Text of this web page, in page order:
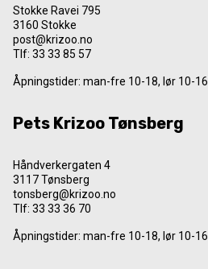
Stokke Ravei 795
3160 Stokke
post@krizoo.no
Tlf: 33 33 85 57
Åpningstider: man-fre 10-18, lør 10-16
Pets Krizoo Tønsberg
Håndverkergaten 4
3117 Tønsberg
tonsberg@krizoo.no
Tlf: 33 33 36 70
Åpningstider: man-fre 10-18, lør 10-16